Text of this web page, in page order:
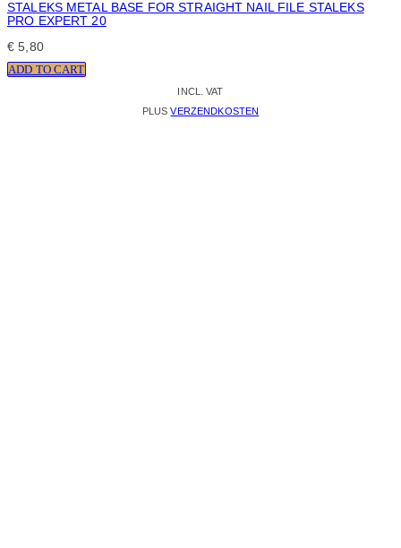
STALEKS METAL BASE FOR STRAIGHT NAIL FILE STALEKS
PRO EXPERT 20
€ 5,80
ADD TO CART
INCL. VAT
PLUSVERZENDKOSTEN